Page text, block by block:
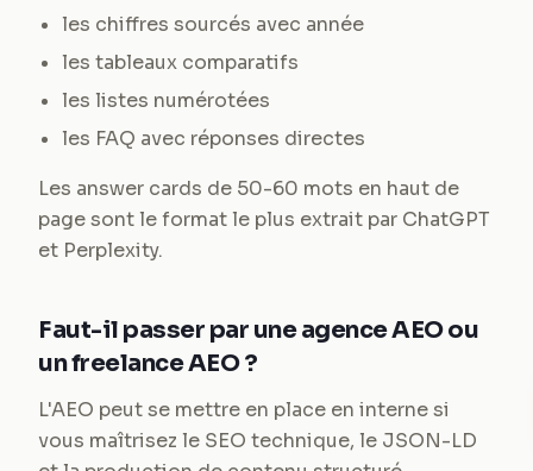
les chiffres sourcés avec année
les tableaux comparatifs
les listes numérotées
les FAQ avec réponses directes
Les answer cards de 50-60 mots en haut de
page sont le format le plus extrait par ChatGPT
et Perplexity.
Faut-il passer par une agence AEO ou
un freelance AEO ?
L'AEO peut se mettre en place en interne si
vous maîtrisez le SEO technique, le JSON-LD